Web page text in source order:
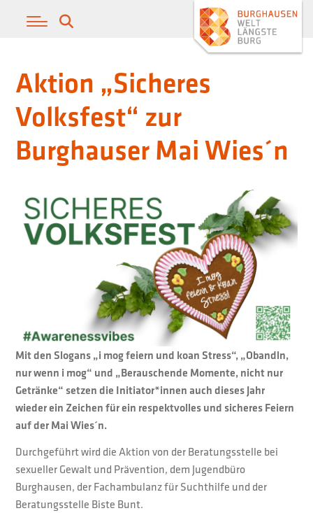
Aktion „Sicheres
Volksfest“ zur
Burghauser Mai Wies´n
Mit den Slogans „i mog feiern und koan Stress“, „Obandln,
nur wenn i mog“ und „Berauschende Momente, nicht nur
Getränke“ setzen die Initiator*innen auch dieses Jahr
wieder ein Zeichen für ein respektvolles und sicheres Feiern
auf der Mai Wies´n.
Durchgeführt wird die Aktion von der Beratungsstelle bei
sexueller Gewalt und Prävention, dem Jugendbüro
Burghausen, der Fachambulanz für Suchthilfe und der
Beratungsstelle Biste Bunt.